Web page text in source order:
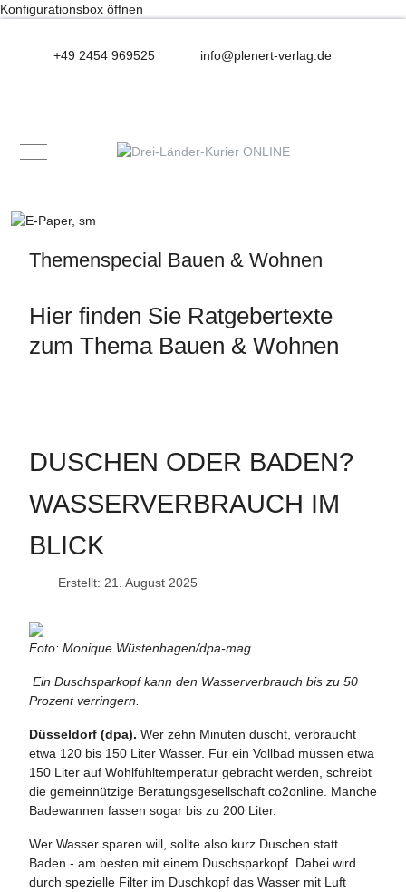
Konfigurationsbox öffnen
+49 2454 969525 info@plenert-verlag.de
Mobile Menu Toggle
Themenspecial Bauen & Wohnen
Hier finden Sie Ratgebertexte
zum Thema Bauen & Wohnen
DUSCHEN ODER BADEN?
WASSERVERBRAUCH IM
BLICK
Erstellt: 21. August 2025
Foto: Monique Wüstenhagen/dpa-mag
Ein Duschsparkopf kann den Wasserverbrauch bis zu 50
Prozent verringern.
Düsseldorf (dpa). Wer zehn Minuten duscht, verbraucht
etwa 120 bis 150 Liter Wasser. Für ein Vollbad müssen etwa
150 Liter auf Wohlfühltemperatur gebracht werden, schreibt
die gemeinnützige Beratungsgesellschaft co2online. Manche
Badewannen fassen sogar bis zu 200 Liter.
Wer Wasser sparen will, sollte also kurz Duschen statt
Baden - am besten mit einem Duschsparkopf. Dabei wird
durch spezielle Filter im Duschkopf das Wasser mit Luft